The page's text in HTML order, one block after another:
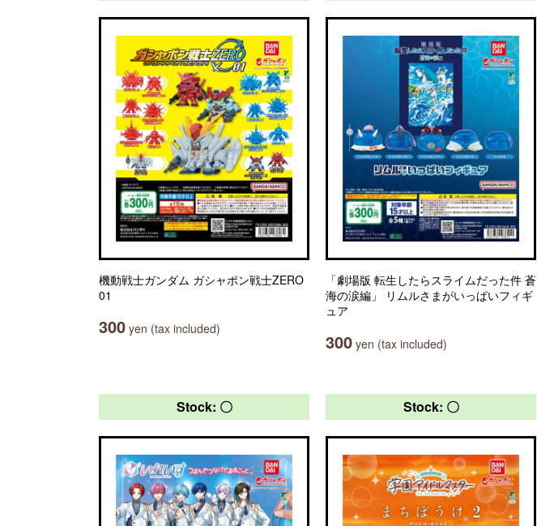
機動戦士ガンダム ガシャポン戦士ZERO
01
300 yen (tax included)
「劇場版 転生したらスライムだった件 蒼
海の涙編」 リムルさまがいっぱいフィギ
ュア
300 yen (tax included)
Stock: 〇 Stock: 〇